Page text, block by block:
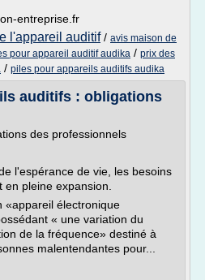
entreprise.fr
l'appareil auditif/ avis maison de
pour appareil auditif audika / prix des
/ piles pour appareils auditifs audika
auditifs : obligations
des professionnels
l'espérance de vie, les besoins
pleine expansion.
«appareil électronique
« une variation du
de la fréquence» destiné à
malentendantes pour...